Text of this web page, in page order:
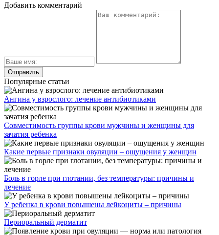
Добавить комментарий
Популярные статьи
Ангина у взрослого: лечение антибиотиками
Совместимость группы крови мужчины и женщины для
зачатия ребенка
Какие первые признаки овуляции – ощущения у женщин
Боль в горле при глотании, без температуры: причины и
лечение
У ребенка в крови повышены лейкоциты – причины
Периоральный дерматит